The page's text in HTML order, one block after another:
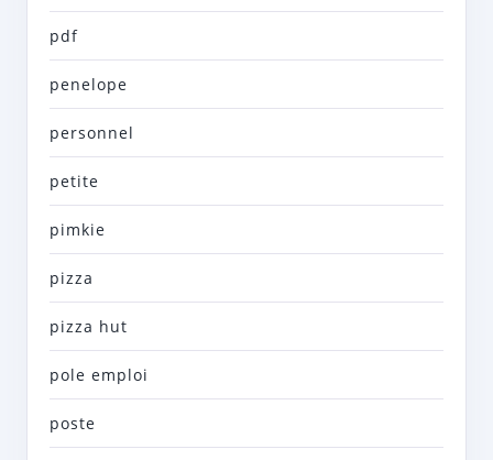
pdf
penelope
personnel
petite
pimkie
pizza
pizza hut
pole emploi
poste